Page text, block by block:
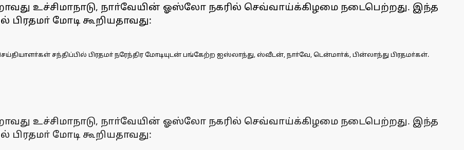
உச்சிமாநாடு, நாா்வேயின் ஓஸ்லோ நகரில் செவ்வாய்க்கிழமை நடைபெற்றது. இந்த
பிரதமா் மோடி கூறியதாவது:
சந்திப்பில் பிரதமா் நரேந்திர மோடியுடன் பங்கேற்ற ஐஸ்லாந்து, ஸ்வீடன், நாா்வே, டென்மாா்க், பின்லாந்து பிரதமா்கள்.
உச்சிமாநாடு, நாா்வேயின் ஓஸ்லோ நகரில் செவ்வாய்க்கிழமை நடைபெற்றது. இந்த
பிரதமா் மோடி கூறியதாவது: